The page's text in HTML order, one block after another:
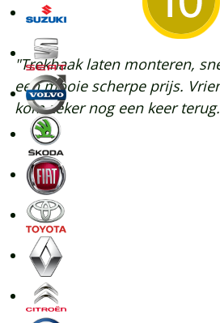
"Trekhaak laten monteren,
een mooie scherpe prijs.
kom zeker nog een keer